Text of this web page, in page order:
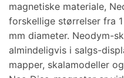
magnetiske materiale,
forskellige størrelser fra
mm diameter. Neodym-
almindeligvis i salgs-
mapper, skalamodeller